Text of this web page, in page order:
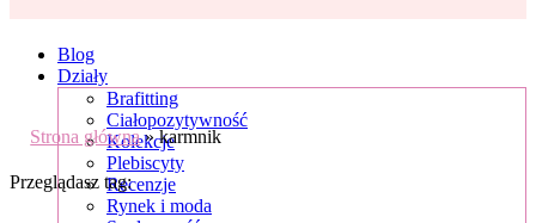
Blog
Działy
Brafitting
Ciałopozytywność
Kolekcje
Plebiscyty
Recenzje
Rynek i moda
Strona główna»karmnik
Przeglądasz tag: